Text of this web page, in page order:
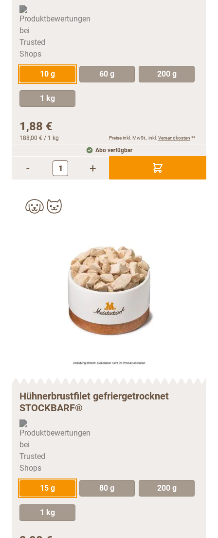
10 g 60 g 200 g
1 kg
1,88 €
188,00 € / 1 kg Preise inkl. MwSt., inkl. Versandkosten **
Abo verfügbar
- +
Hühnerbrustfilet gefriergetrocknet
STOCKBARF®
15 g 80 g 200 g
1 kg